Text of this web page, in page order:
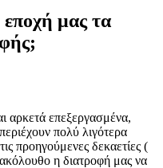
εποχή μας τα
αρκετά επεξεργασμένα,
πολύ λιγότερα
προηγούμενες δεκαετίες (
η διατροφή μας να